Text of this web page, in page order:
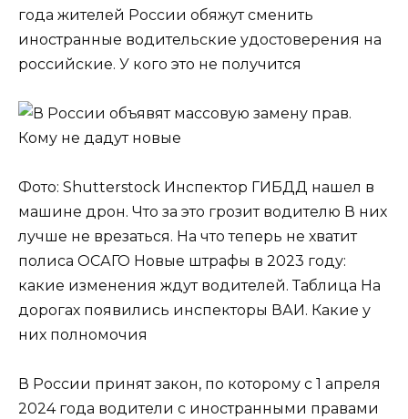
года жителей России обяжут сменить
иностранные водительские удостоверения на
российские. У кого это не получится
Фото: Shutterstock Инспектор ГИБДД нашел в
машине дрон. Что за это грозит водителю В них
лучше не врезаться. На что теперь не хватит
полиса ОСАГО Новые штрафы в 2023 году:
какие изменения ждут водителей. Таблица На
дорогах появились инспекторы ВАИ. Какие у
них полномочия
В России принят закон, по которому с 1 апреля
2024 года водители с иностранными правами